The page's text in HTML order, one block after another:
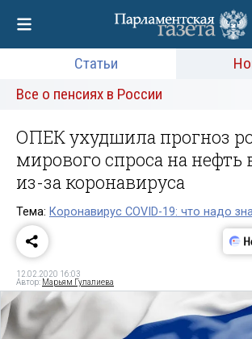
Статьи
Все о пенсиях в России
ОПЕК ухудшила прогноз
мирового спроса на нефть
из-за коронавируса
Тема: Коронавирус COVID-19: что надо
12.02.2020 16:03
Автор: Марьям Гулалиева